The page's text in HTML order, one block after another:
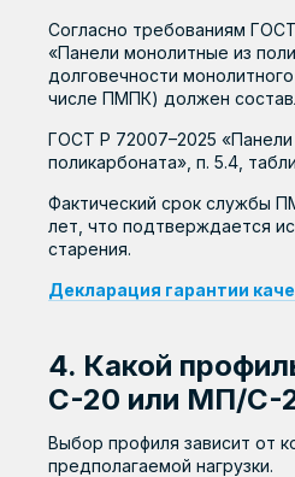
Согласно требованиям
«Панели монолитные из
долговечности
числе ПМПК) должен
ГОСТ Р 72007–2025
поликарбоната», п. 5.4,
Фактический срок службы
лет, что подтверждается
старения.
Декларация гарантии
4. Какой
С-20 или МП/С-
Выбор профиля зависит от
предполагаемой нагрузки.